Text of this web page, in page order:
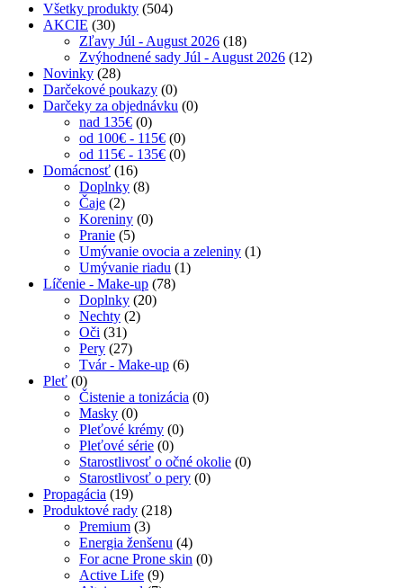
Všetky produkty (504)
AKCIE (30)
Zľavy Júl - August 2026 (18)
Zvýhodnené sady Júl - August 2026 (12)
Novinky (28)
Darčekové poukazy (0)
Darčeky za objednávku (0)
nad 135€ (0)
od 100€ - 115€ (0)
od 115€ - 135€ (0)
Domácnosť (16)
Doplnky (8)
Čaje (2)
Koreniny (0)
Pranie (5)
Umývanie ovocia a zeleniny (1)
Umývanie riadu (1)
Líčenie - Make-up (78)
Doplnky (20)
Nechty (2)
Oči (31)
Pery (27)
Tvár - Make-up (6)
Pleť (0)
Čistenie a tonizácia (0)
Masky (0)
Pleťové krémy (0)
Pleťové série (0)
Starostlivosť o očné okolie (0)
Starostlivosť o pery (0)
Propagácia (19)
Produktové rady (218)
Premium (3)
Energia ženšenu (4)
For acne Prone skin (0)
Active Life (9)